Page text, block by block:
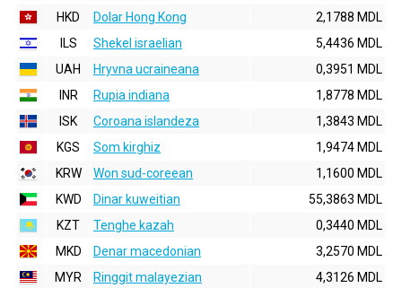
HKD
Dolar Hong Kong
2,1788 MDL
ILS
Shekel israelian
5,4436 MDL
UAH
Hryvna ucraineana
0,3951 MDL
INR
Rupia indiana
1,8778 MDL
ISK
Coroana islandeza
1,3843 MDL
KGS
Som kirghiz
1,9474 MDL
KRW
Won sud-coreean
1,1600 MDL
KWD
Dinar kuweitian
55,3863 MDL
KZT
Tenghe kazah
0,3440 MDL
MKD
Denar macedonian
3,2570 MDL
MYR
Ringgit malayezian
4,3126 MDL